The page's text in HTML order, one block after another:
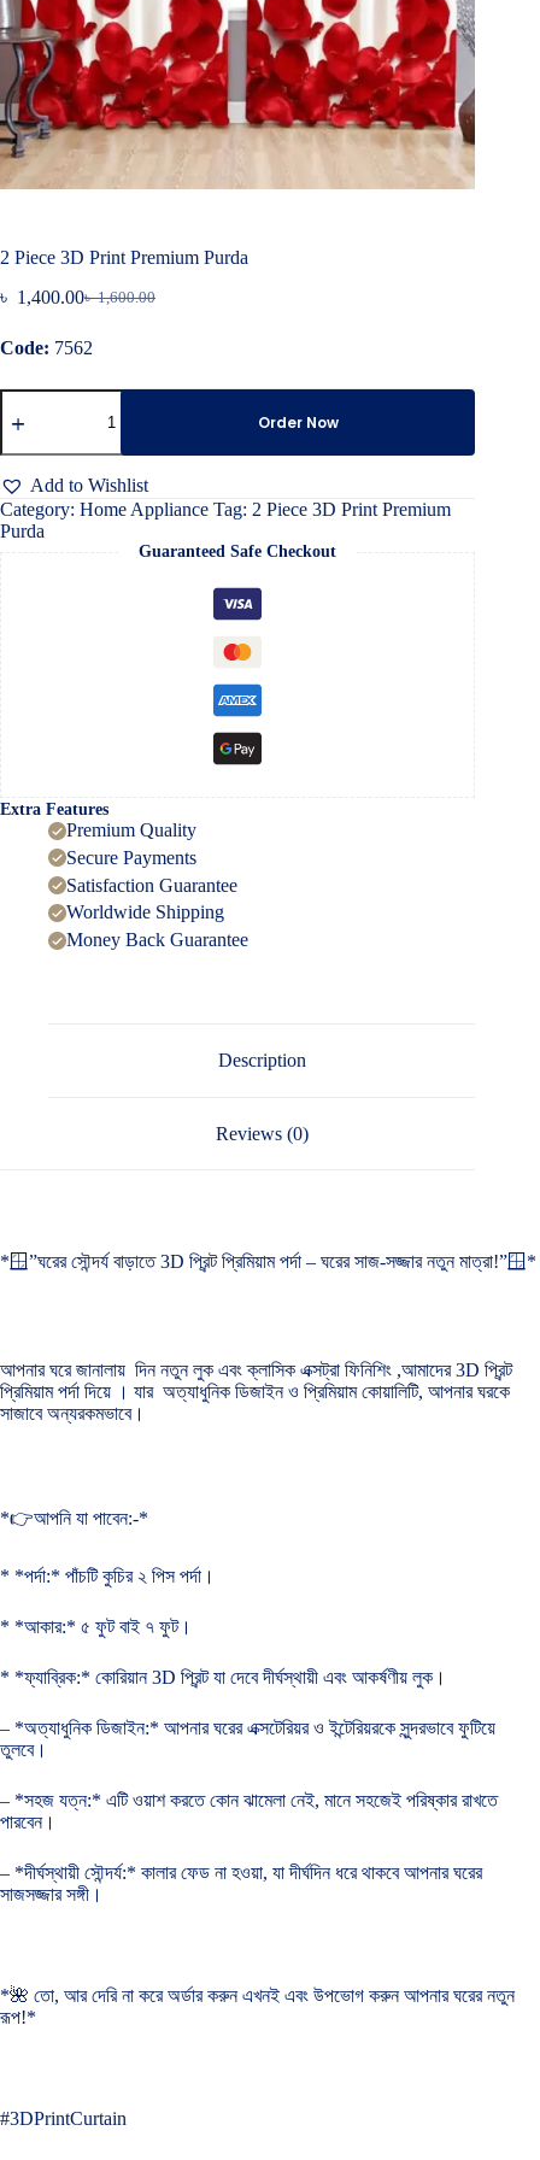
2 Piece 3D Print Premium Purda
৳1,600.00
Original
was:
৳ 1,400.00Current
is:
Code: 7562
2
Piece
Print
Premium
Purda
quantity
Order Now
Add to Wishlist
Category: Home Appliance Tag: 2 Piece 3D Print Premium
Purda
Guaranteed Safe Checkout
Extra Features
Premium Quality
Secure Payments
Satisfaction Guarantee
Worldwide Shipping
Money Back Guarantee
Description
Reviews (0)
*🪟”ঘরের সৌন্দর্য বাড়াতে 3D প্রিন্ট প্রিমিয়াম পর্দা – ঘরের সাজ-সজ্জার নতুন মাত্রা!”🪟*
আপনার ঘরে জানালায় দিন নতুন লুক এবং ক্লাসিক এক্সট্রা ফিনিশিং ,আমাদের 3D প্রিন্ট
প্রিমিয়াম পর্দা দিয়ে । যার অত্যাধুনিক ডিজাইন ও প্রিমিয়াম কোয়ালিটি, আপনার ঘরকে
সাজাবে অন্যরকমভাবে।
*👉আপনি যা পাবেন:-*
* *পর্দা:* পাঁচটি কুচির ২ পিস পর্দা।
* *আকার:* ৫ ফুট বাই ৭ ফুট।
* *ফ্যাব্রিক:* কোরিয়ান 3D প্রিন্ট যা দেবে দীর্ঘস্থায়ী এবং আকর্ষণীয় লুক।
– *অত্যাধুনিক ডিজাইন:* আপনার ঘরের এক্সটেরিয়র ও ইন্টেরিয়রকে সুন্দরভাবে ফুটিয়ে
তুলবে।
– *সহজ যত্ন:* এটি ওয়াশ করতে কোন ঝামেলা নেই, মানে সহজেই পরিষ্কার রাখতে
পারবেন।
– *দীর্ঘস্থায়ী সৌন্দর্য:* কালার ফেড না হওয়া, যা দীর্ঘদিন ধরে থাকবে আপনার ঘরের
সাজসজ্জার সঙ্গী।
*🌺 তো, আর দেরি না করে অর্ডার করুন এখনই এবং উপভোগ করুন আপনার ঘরের নতুন
রূপ!*
#3DPrintCurtain